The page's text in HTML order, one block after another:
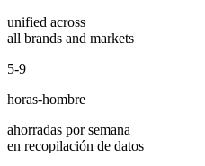
unified across
all brands and markets
5-9
horas-hombre
ahorradas por semana
en recopilación de datos